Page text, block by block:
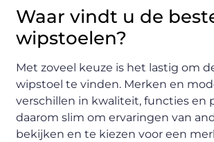
Waar vindt u de
wipstoelen?
Met zoveel keuze is het lastig om
wipstoel te vinden. Merken en
verschillen in kwaliteit, functies en
daarom slim om ervaringen van
bekijken en te kiezen voor een